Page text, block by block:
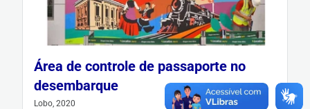
Área de controle de passaporte no
desembarque
Lobo, 2020